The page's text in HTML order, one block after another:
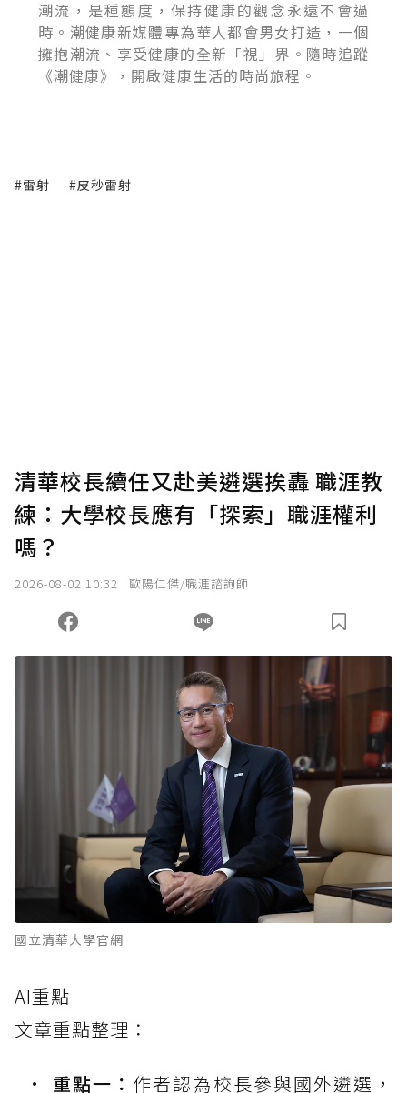
潮流，是種態度，保持健康的觀念永遠不會過
時。潮健康新媒體專為華人都會男女打造，一個
擁抱潮流、享受健康的全新「視」界。隨時追蹤
《潮健康》，開啟健康生活的時尚旅程。
#雷射 #皮秒雷射
清華校長續任又赴美遴選挨轟 職涯教
練：大學校長應有「探索」職涯權利
嗎？
2026-08-02 10:32 歐陽仁傑/職涯諮詢師
國立清華大學官網
AI重點
文章重點整理：
重點一： 作者認為校長參與國外遴選，